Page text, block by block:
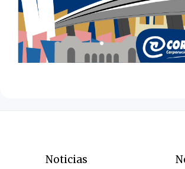
Noticias